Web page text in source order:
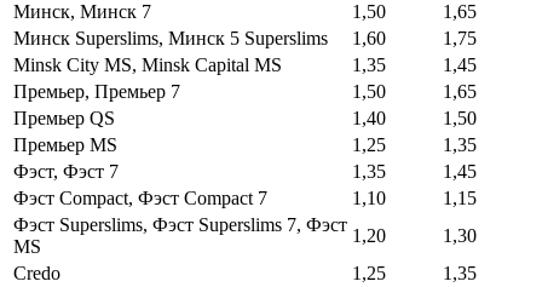
Минск, Минск 7
1,50
1,65
Минск Superslims, Минск 5 Superslims
1,60
1,75
Minsk City MS, Minsk Capital MS
1,35
1,45
Премьер, Премьер 7
1,50
1,65
Премьер QS
1,40
1,50
Премьер MS
1,25
1,35
Фэст, Фэст 7
1,35
1,45
Фэст Compact, Фэст Compact 7
1,10
1,15
Фэст Superslims, Фэст Superslims 7, Фэст
MS
1,20
1,30
Credo
1,25
1,35